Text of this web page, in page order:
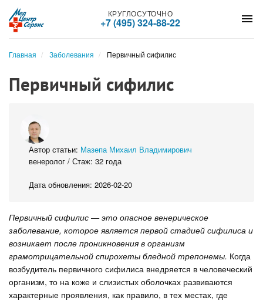
menu
КРУГЛОСУТОЧНО
+7 (495) 324-88-22
Главная Заболевания Первичный сифилис
Первичный сифилис
Автор статьи: Мазепа Михаил Владимирович
венеролог / Стаж: 32 года
Дата обновления: 2026-02-20
Первичный сифилис — это опасное венерическое
заболевание, которое является первой стадией сифилиса и
возникает после проникновения в организм
грамотрицательной спирохеты бледной трепонемы. Когда
возбудитель первичного сифилиса внедряется в человеческий
организм, то на коже и слизистых оболочках развиваются
характерные проявления, как правило, в тех местах, где